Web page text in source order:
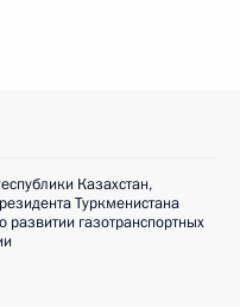
Казахстан,
Туркменистана
развитии газотранспортных